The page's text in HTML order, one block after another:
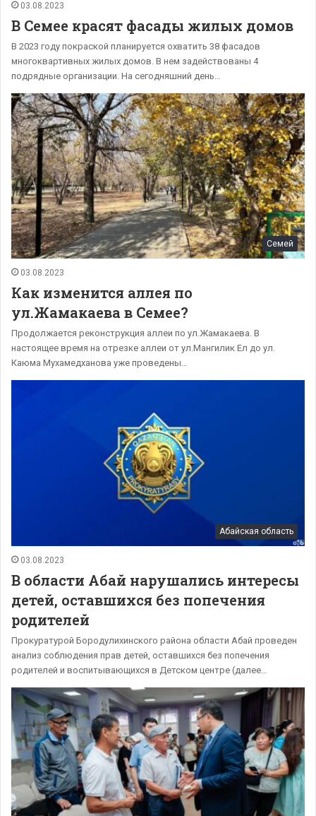
03.08.2023
В Семее красят фасады жилых домов
В 2023 году покраской планируется охватить 38 фасадов
многоквартивных жилых домов. В нем задействованы 4
подрядные организации. На сегодняшний день…
Семей
03.08.2023
Как изменится аллея по
ул.Жамакаева в Семее?
Продолжается реконструкция аллеи по ул.Жамакаева. В
настоящее время на отрезке аллеи от ул.Мангилик Ел до ул.
Каюма Мухамедханова уже проведены…
Абайская область
03.08.2023
В области Абай нарушались интересы
детей, оставшихся без попечения
родителей
Прокуратурой Бородулихинского района области Абай проведен
анализ соблюдения прав детей, оставшихся без попечения
родителей и воспитывающихся в Детском центре (далее…